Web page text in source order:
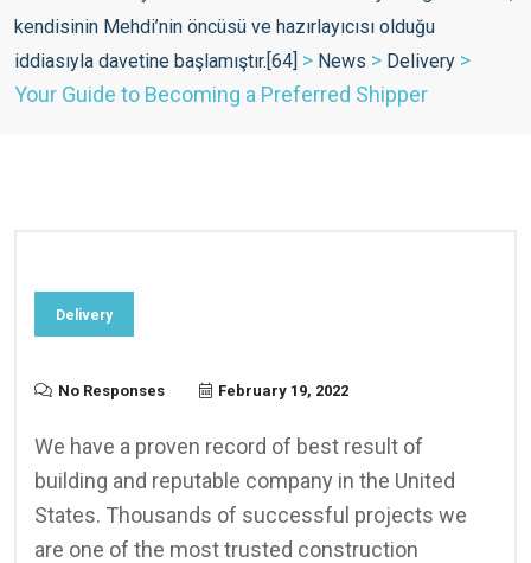
> News > Delivery >
Your Guide to Becoming a Preferred Shipper
Delivery
No Responses February 19, 2022
We have a proven record of best result of
building and reputable company in the United
States. Thousands of successful projects we
are one of the most trusted construction